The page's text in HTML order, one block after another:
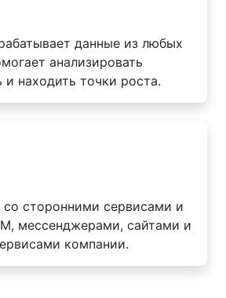
данные из любых
анализировать
и находить точки роста.
со сторонними сервисами и
мессенджерами, сайтами и
компании.